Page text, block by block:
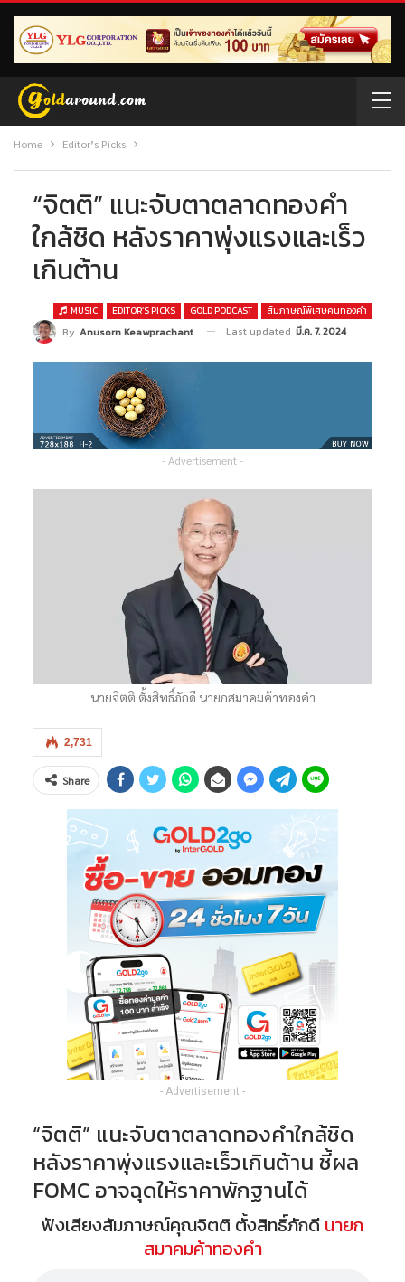
Home Editor’s Picks
“จิตติ” แนะจับตาตลาดทองคำ
ใกล้ชิด หลังราคาพุ่งแรงและเร็ว
เกินต้าน
MUSIC EDITOR’S PICKS GOLD PODCAST สัมภาษณ์พิเศษคนทองคำ
By Anusorn Keawprachant Last updated มี.ค. 7, 2024
- Advertisement -
นายจิตติ ตั้งสิทธิ์ภักดี นายกสมาคมค้าทองคำ
2,731
Share
- Advertisement -
“จิตติ” แนะจับตาตลาดทองคำใกล้ชิด
หลังราคาพุ่งแรงและเร็วเกินต้าน ชี้ผล
FOMC อาจฉุดให้ราคาพักฐานได้
ฟังเสียงสัมภาษณ์คุณจิตติ ตั้งสิทธิ์ภักดี นายก
สมาคมค้าทองคำ